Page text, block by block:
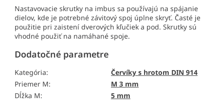
Nastavovacie skrutky na imbus sa používajú na spájanie
dielov, kde je potrebné závitový spoj úplne skryť. Časté je
použitie pri zaistení dverových kľučiek a pod. Skrutky sú
vhodné použiť na namáhané spoje.
Dodatočné parametre
Kategória:
Červíky s hrotom DIN 914
Priemer M:
M 3 mm
Dĺžka M:
5 mm